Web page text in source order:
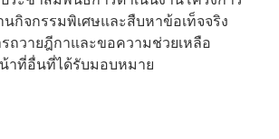
นกิจกรรมพิเศษและสืบหาข้อเท็จจริง
รถวายฎีกาและขอความช่วยเหลือ
าที่อื่นที่ได้รับมอบหมาย